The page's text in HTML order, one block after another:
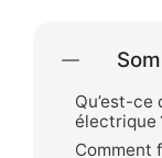
Qu’est-ce
électrique
Comment